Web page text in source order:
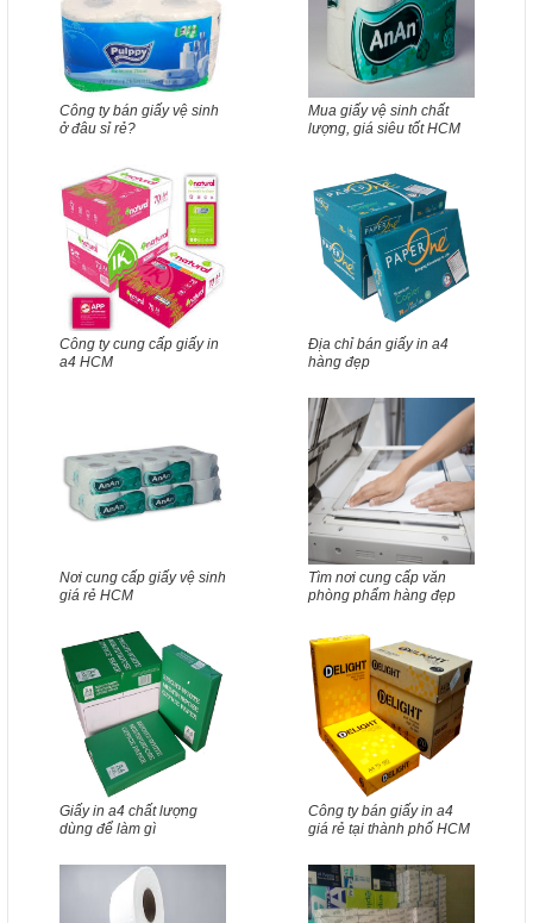
Công ty bán giấy vệ sinh
ở đâu sỉ rẻ?
Mua giấy vệ sinh chất
lượng, giá siêu tốt HCM
Công ty cung cấp giấy in
a4 HCM
Địa chỉ bán giấy in a4
hàng đẹp
Nơi cung cấp giấy vệ sinh
giá rẻ HCM
Tìm nơi cung cấp văn
phòng phẩm hàng đẹp
Giấy in a4 chất lượng
dùng để làm gì
Công ty bán giấy in a4
giá rẻ tại thành phố HCM